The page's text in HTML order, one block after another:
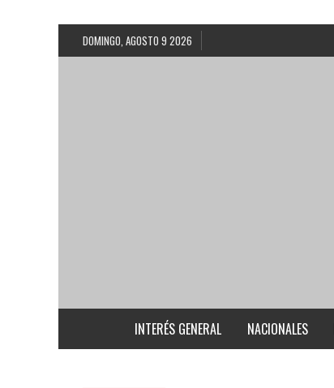
DOMINGO, AGOSTO 9 2026
INTERÉS GENERAL NACIONALES